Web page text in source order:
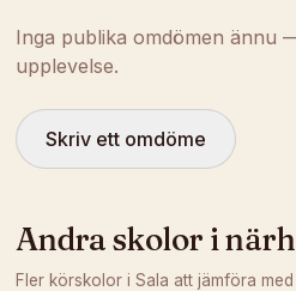
Inga publika omdömen ännu
upplevelse.
Skriv ett omdöme
Andra skolor i
Fler körskolor i Sala att jämföra